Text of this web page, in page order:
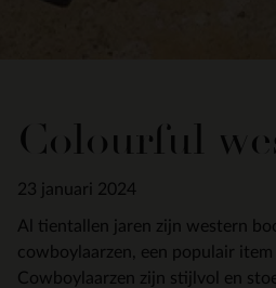
Colourful
23 januari 2024
Al tientallen jaren zijn western
cowboylaarzen, een populair item
Cowboylaarzen zijn stijlvol en